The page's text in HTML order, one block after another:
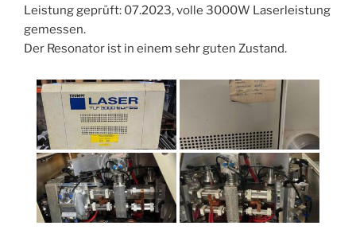
Leistung geprüft: 07.2023, volle 3000W Laserleistung
gemessen.
Der Resonator ist in einem sehr guten Zustand.